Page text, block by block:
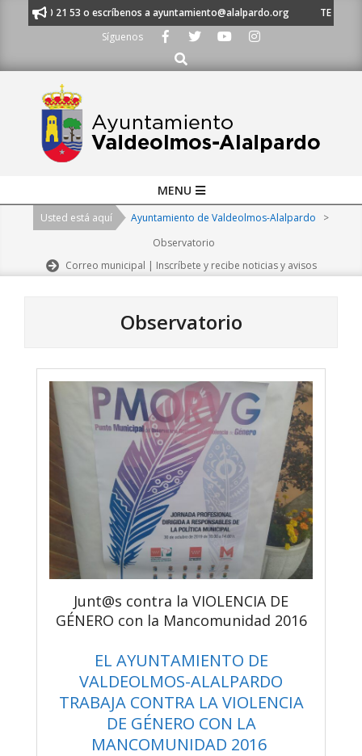
al 91 620 21 53 o escríbenos a ayuntamiento@alalpardo.org
TE
Síguenos
Buscar
Navigation
MENU
Usted está aquí Ayuntamiento de Valdeolmos-Alalpardo
>
Observatorio
Correo municipal | Inscríbete y recibe noticias y avisos
Observatorio
Junt@s contra la VIOLENCIA DE
GÉNERO con la Mancomunidad 2016
EL AYUNTAMIENTO DE
VALDEOLMOS-ALALPARDO
TRABAJA CONTRA LA VIOLENCIA
DE GÉNERO CON LA
MANCOMUNIDAD 2016